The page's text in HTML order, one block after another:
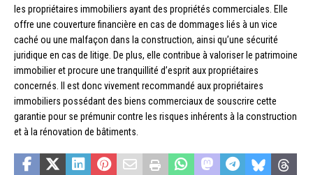
les propriétaires immobiliers ayant des propriétés commerciales. Elle
offre une couverture financière en cas de dommages liés à un vice
caché ou une malfaçon dans la construction, ainsi qu’une sécurité
juridique en cas de litige. De plus, elle contribue à valoriser le patrimoine
immobilier et procure une tranquillité d’esprit aux propriétaires
concernés. Il est donc vivement recommandé aux propriétaires
immobiliers possédant des biens commerciaux de souscrire cette
garantie pour se prémunir contre les risques inhérents à la construction
et à la rénovation de bâtiments.